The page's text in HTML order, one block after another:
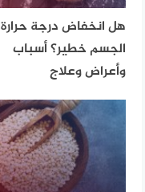
هل انخفاض درجة حرارة
الجسم خطير؟ أسباب
وأعراض وعلاج